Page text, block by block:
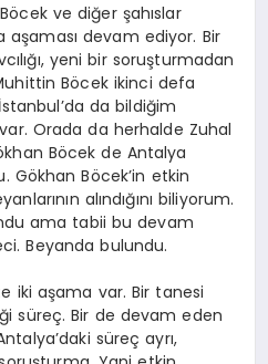
ve diğer şahıslar
aşaması devam ediyor. Bir
yeni bir soruşturmadan
Böcek ikinci defa
da bildiğim
Orada da herhalde Zuhal
Böcek de Antalya
Gökhan Böcek’in etkin
alındığını biliyorum.
ama tabii bu devam
Beyanda bulundu.
iki aşama var. Bir tanesi
süreç. Bir de devam eden
süreç ayrı,